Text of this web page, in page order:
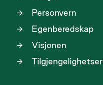
Personvern
Egenberedskap
Visjonen